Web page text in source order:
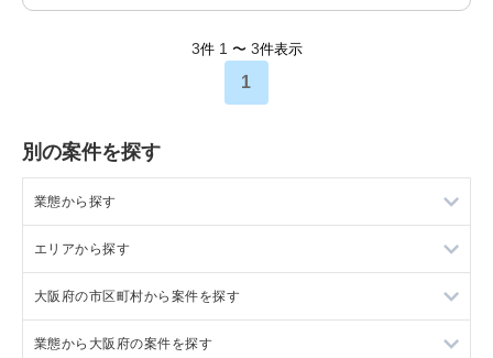
3件 1 〜 3件表示
1
別の案件を探す
業態から探す
ラーメンの居抜き売却物件の案件一覧
フランス料理の居抜き売却物件の案件一覧
イタリア料理の居抜き売却物件の案件一覧
エリアから探す
東京23区の飲食店の居抜き売却物件の案件一覧
東京都下の飲食店の居抜き売却物件の案件一覧
大阪府の市区町村から案件を探す
大阪市北区の飲食店の居抜き売却物件の案件一覧
業態から大阪府の案件を探す